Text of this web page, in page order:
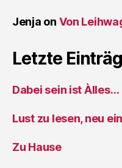
Jenja on Von
Letzte
Dabei sein ist Àlles…
Lust zu lesen, neu
Zu Hause